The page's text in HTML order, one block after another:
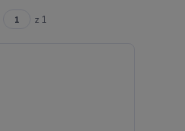
z 1